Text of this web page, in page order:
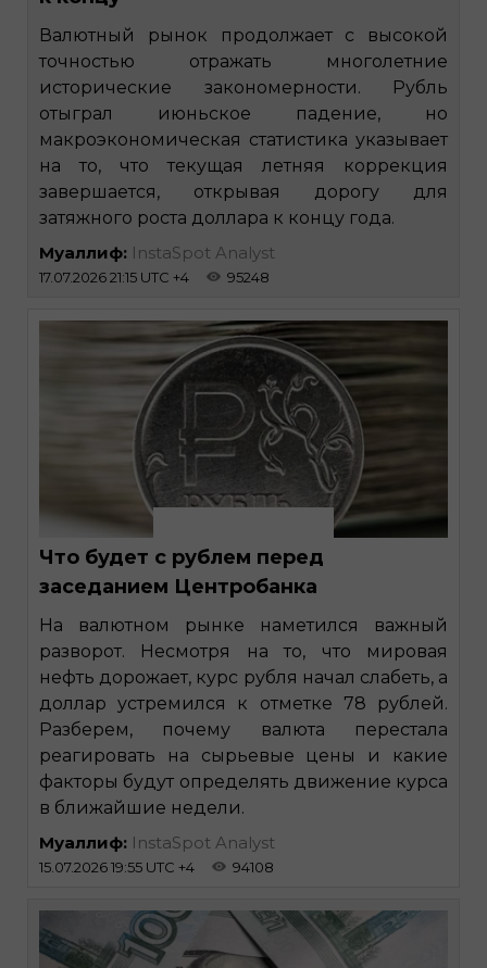
Валютный рынок продолжает с высокой
точностью отражать многолетние
исторические закономерности. Рубль
отыграл июньское падение, но
макроэкономическая статистика указывает
на то, что текущая летняя коррекция
завершается, открывая дорогу для
затяжного роста доллара к концу года.
Муаллиф: InstaSpot Analyst
17.07.2026 21:15 UTC +4 95248
Что будет с рублем перед
заседанием Центробанка
На валютном рынке наметился важный
разворот. Несмотря на то, что мировая
нефть дорожает, курс рубля начал слабеть, а
доллар устремился к отметке 78 рублей.
Разберем, почему валюта перестала
реагировать на сырьевые цены и какие
факторы будут определять движение курса
в ближайшие недели.
Муаллиф: InstaSpot Analyst
15.07.2026 19:55 UTC +4 94108